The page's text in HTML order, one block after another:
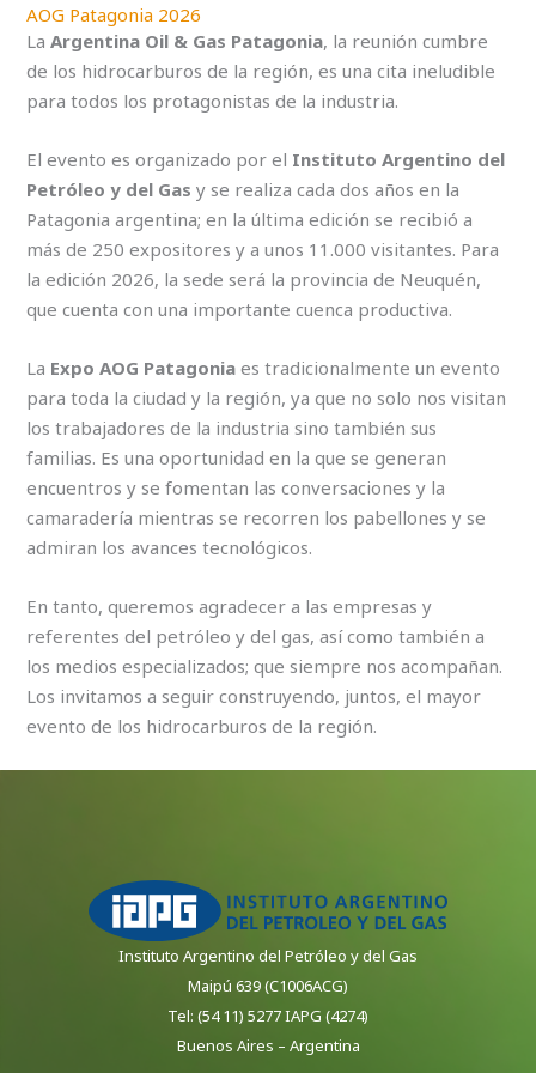
AOG Patagonia 2026
LaArgentina Oil & Gas Patagonia, la reunión cumbre
de los hidrocarburos de la región, es una cita ineludible
para todos los protagonistas de la industria.
El evento es organizado por el Instituto Argentino del
Petróleo y del Gas y se realiza cada dos años en la
Patagonia argentina; en la última edición se recibió a
más de 250 expositores y a unos 11.000 visitantes. Para
la edición 2026, la sede será la provincia de Neuquén,
que cuenta con una importante cuenca productiva.
La Expo AOG Patagonia es tradicionalmente un evento
para toda la ciudad y la región, ya que no solo nos visitan
los trabajadores de la industria sino también sus
familias. Es una oportunidad en la que se generan
encuentros y se fomentan las conversaciones y la
camaradería mientras se recorren los pabellones y se
admiran los avances tecnológicos.
En tanto, queremos agradecer a las empresas y
referentes del petróleo y del gas, así como también a
los medios especializados; que siempre nos acompañan.
Los invitamos a seguir construyendo, juntos, el mayor
evento de los hidrocarburos de la región.
Instituto Argentino del Petróleo y del Gas
Maipú 639 (C1006ACG)
Tel: (54 11) 5277 IAPG (4274)
Buenos Aires – Argentina